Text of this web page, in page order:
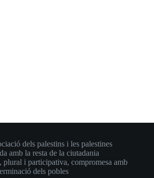
dels palestins i les palestines
amb la resta de la ciutadania
plural i participativa, compromesa amb
dels pobles